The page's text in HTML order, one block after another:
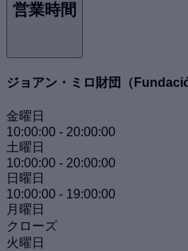
営業時間
ジョアン・ミロ財団（
金曜日
10:00:00 - 20:00:00
土曜日
10:00:00 - 20:00:00
日曜日
10:00:00 - 19:00:00
月曜日
クローズ
火曜日